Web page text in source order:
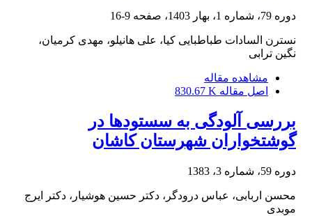
دوره 79، شماره 1، بهار 1403، صفحه 9-16
نسترن السادات طباطبایی کیا، علی هانیلو، مهدی کرمیان،
نگین ترابی
مشاهده مقاله
اصل مقاله 830.67 K
بررسی آلودگی به سستودها در
گوشتخواران شهرستان کاشان
دوره 59، شماره 3، 1383
محسن اربابی، عباس درودگر، دکتر حسین هوشیار، دکتر ایرج
موبدی